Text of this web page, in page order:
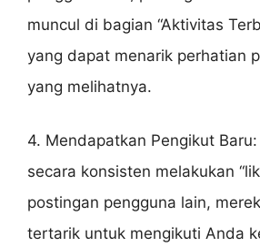
muncul di bagian “Aktivitas
yang dapat menarik perhatian
yang melihatnya.
4. Mendapatkan Pengikut
secara konsisten melakukan
postingan pengguna lain,
tertarik untuk mengikuti Anda